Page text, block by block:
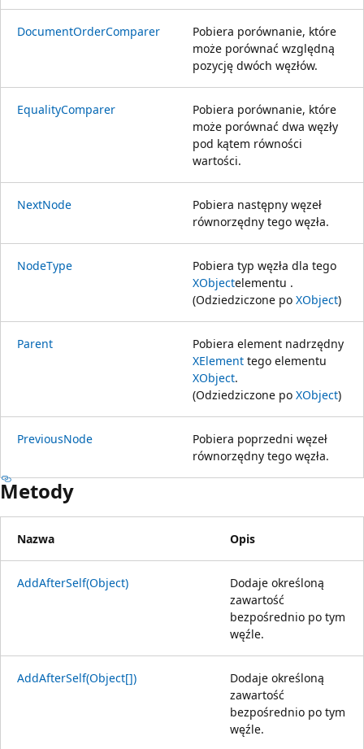
DocumentOrderComparer
Pobiera porównanie, które
może porównać względną
pozycję dwóch węzłów.
EqualityComparer
Pobiera porównanie, które
może porównać dwa węzły
pod kątem równości
wartości.
NextNode
Pobiera następny węzeł
równorzędny tego węzła.
NodeType
Pobiera typ węzła dla tego
XObjectelementu .
(Odziedziczone po XObject)
Parent
Pobiera element nadrzędny
XElement tego elementu
XObject.
(Odziedziczone po XObject)
PreviousNode
Pobiera poprzedni węzeł
równorzędny tego węzła.
Metody
Nazwa Opis
AddAfterSelf(Object)
Dodaje określoną
zawartość
bezpośrednio po tym
węźle.
AddAfterSelf(Object[])
Dodaje określoną
zawartość
bezpośrednio po tym
węźle.